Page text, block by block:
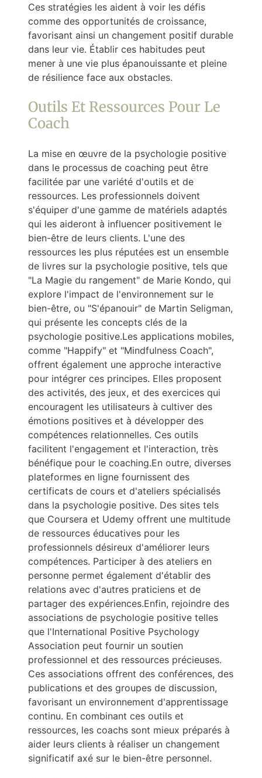
Ces stratégies les aident à voir les défis
comme des opportunités de croissance,
favorisant ainsi un changement positif durable
dans leur vie. Établir ces habitudes peut
mener à une vie plus épanouissante et pleine
de résilience face aux obstacles.
Outils Et Ressources Pour Le
Coach
La mise en œuvre de la psychologie positive
dans le processus de coaching peut être
facilitée par une variété d'outils et de
ressources. Les professionnels doivent
s'équiper d'une gamme de matériels adaptés
qui les aideront à influencer positivement le
bien-être de leurs clients. L'une des
ressources les plus réputées est un ensemble
de livres sur la psychologie positive, tels que
"La Magie du rangement" de Marie Kondo, qui
explore l'impact de l'environnement sur le
bien-être, ou "S'épanouir" de Martin Seligman,
qui présente les concepts clés de la
psychologie positive.Les applications mobiles,
comme "Happify" et "Mindfulness Coach",
offrent également une approche interactive
pour intégrer ces principes. Elles proposent
des activités, des jeux, et des exercices qui
encouragent les utilisateurs à cultiver des
émotions positives et à développer des
compétences relationnelles. Ces outils
facilitent l'engagement et l'interaction, très
bénéfique pour le coaching.En outre, diverses
plateformes en ligne fournissent des
certificats de cours et d'ateliers spécialisés
dans la psychologie positive. Des sites tels
que Coursera et Udemy offrent une multitude
de ressources éducatives pour les
professionnels désireux d'améliorer leurs
compétences. Participer à des ateliers en
personne permet également d'établir des
relations avec d'autres praticiens et de
partager des expériences.Enfin, rejoindre des
associations de psychologie positive telles
que l'International Positive Psychology
Association peut fournir un soutien
professionnel et des ressources précieuses.
Ces associations offrent des conférences, des
publications et des groupes de discussion,
favorisant un environnement d'apprentissage
continu. En combinant ces outils et
ressources, les coachs sont mieux préparés à
aider leurs clients à réaliser un changement
significatif axé sur le bien-être personnel.